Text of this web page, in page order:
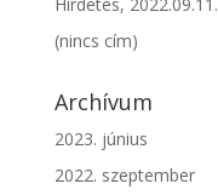
(nincs cím)
Archívum
2023. június
2022. szeptember